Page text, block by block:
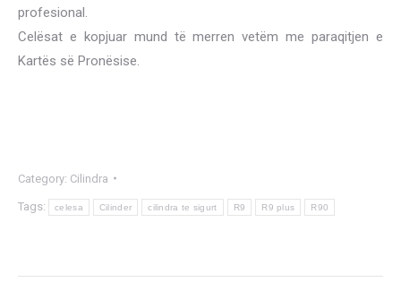
profesional.
Celësat e kopjuar mund të merren vetëm me paraqitjen e
Kartës së Pronësise.
Category: Cilindra
Tags: celesa Cilinder cilindra te sigurt R9 R9 plus R90